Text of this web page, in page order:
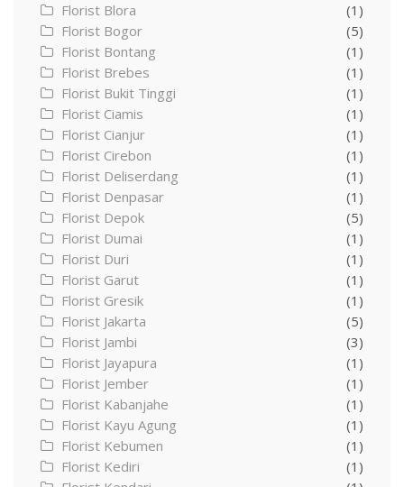
Florist Blora
(1)
Florist Bogor
(5)
Florist Bontang
(1)
Florist Brebes
(1)
Florist Bukit Tinggi
(1)
Florist Ciamis
(1)
Florist Cianjur
(1)
Florist Cirebon
(1)
Florist Deliserdang
(1)
Florist Denpasar
(1)
Florist Depok
(5)
Florist Dumai
(1)
Florist Duri
(1)
Florist Garut
(1)
Florist Gresik
(1)
Florist Jakarta
(5)
Florist Jambi
(3)
Florist Jayapura
(1)
Florist Jember
(1)
Florist Kabanjahe
(1)
Florist Kayu Agung
(1)
Florist Kebumen
(1)
Florist Kediri
(1)